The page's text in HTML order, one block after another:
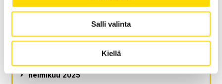
Salli valinta
Kiellä
Arkistot
helmikuu 2025